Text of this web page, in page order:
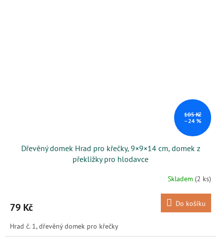
105 Kč
–24 %
Dřevěný domek Hrad pro křečky, 9×9×14 cm, domek z
překližky pro hlodavce
Skladem (2 ks)
79 Kč Do košíku
Hrad č. 1, dřevěný domek pro křečky